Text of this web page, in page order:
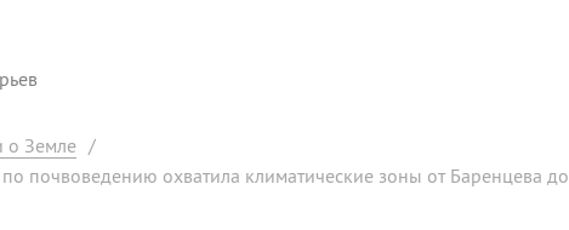
о Земле /
почвоведению охватила климатические зоны от Баренцева до